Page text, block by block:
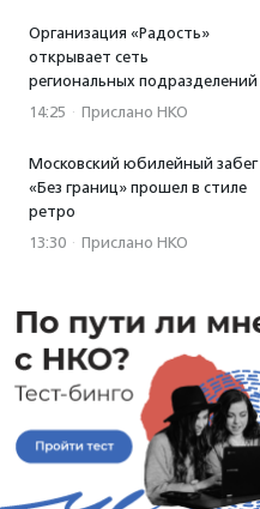
Организация «Радость»
открывает сеть
региональных подразделений
14:25 · Прислано НКО
Московский юбилейный забег
«Без границ» прошел в стиле
ретро
13:30 · Прислано НКО